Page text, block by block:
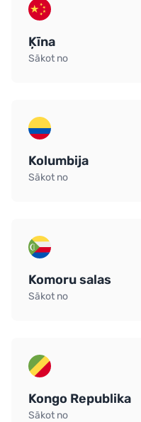
Ķīna
Sākot no
Kolumbija
Sākot no
Komoru salas
Sākot no
Kongo Republika
Sākot no